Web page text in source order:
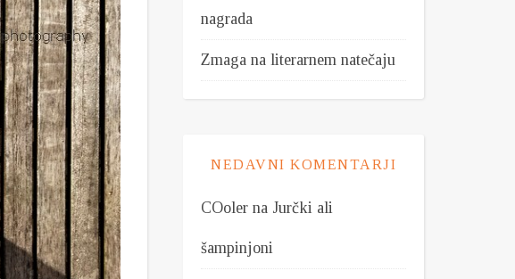
nagrada
Zmaga na literarnem natečaju
NEDAVNI KOMENTARJI
COoler na Jurčki ali
šampinjoni